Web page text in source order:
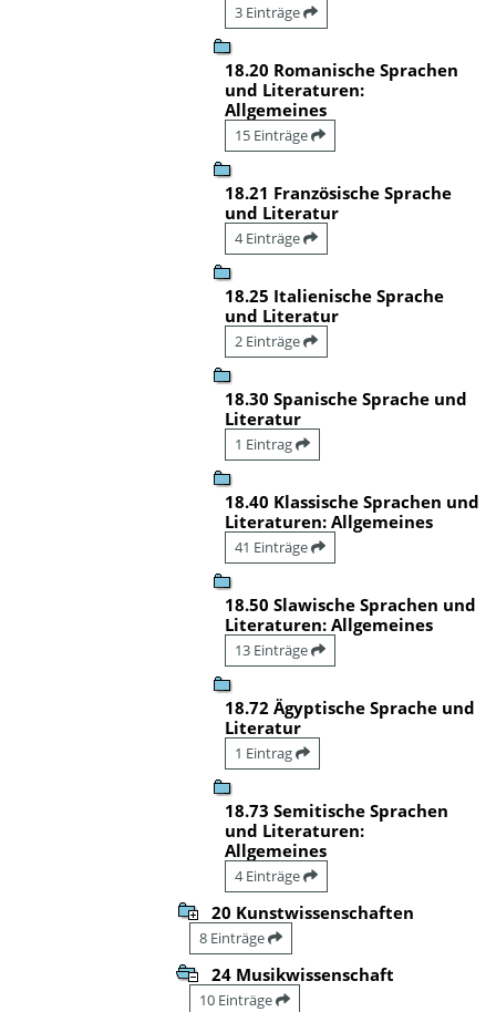
3 Einträge
18.20 Romanische Sprachen
und Literaturen:
Allgemeines
15 Einträge
18.21 Französische Sprache
und Literatur
4 Einträge
18.25 Italienische Sprache
und Literatur
2 Einträge
18.30 Spanische Sprache und
Literatur
1 Eintrag
18.40 Klassische Sprachen und
Literaturen: Allgemeines
41 Einträge
18.50 Slawische Sprachen und
Literaturen: Allgemeines
13 Einträge
18.72 Ägyptische Sprache und
Literatur
1 Eintrag
18.73 Semitische Sprachen
und Literaturen:
Allgemeines
4 Einträge
20 Kunstwissenschaften
8 Einträge
24 Musikwissenschaft
10 Einträge